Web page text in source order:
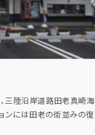
三陸沿岸道路田老真崎海
ンには田老の街並みの復